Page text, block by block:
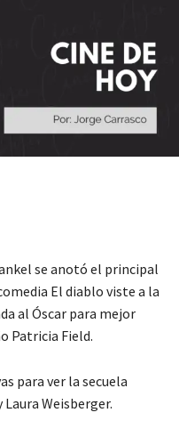
se anotó el principal
El diablo viste a la
al Óscar para mejor
Patricia Field.
para ver la secuela
Weisberger.